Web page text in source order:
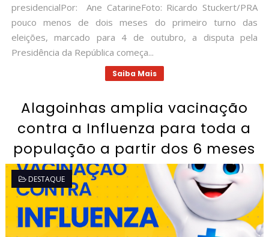
presidencialPor: Ane CatarineFoto: Ricardo Stuckert/PRA
pouco menos de dois meses do primeiro turno das
eleições, marcado para 4 de outubro, a disputa pela
Presidência da República começa...
Saiba Mais
Alagoinhas amplia vacinação
contra a Influenza para toda a
população a partir dos 6 meses
DESTAQUE